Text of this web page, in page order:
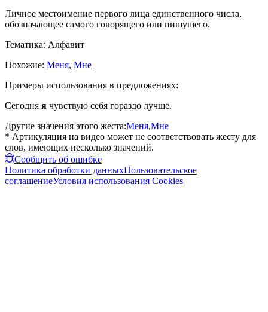
Личное местоимение первого лица единственного числа,
обозначающее самого говорящего или пишущего.
Тематика: Алфавит
Похожие: Меня, Мне
Примеры использования в предложениях:
Сегодня я чувствую себя гораздо лучше.
Другие значения этого жеста:Меня,Мне
* Артикуляция на видео может не соответствовать жесту для
слов, имеющих несколько значений.
Сообщить об ошибке
Политика обработки данныхПользовательское
соглашениеУсловия использования Cookies